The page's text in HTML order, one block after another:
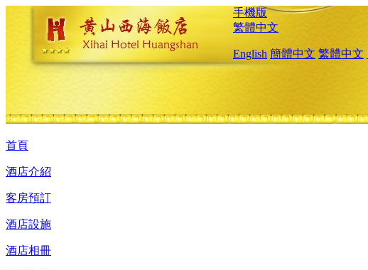
手機版
繁體中文
English 簡體中文 繁體中文
首頁
酒店介紹
客房預訂
酒店設施
酒店相冊